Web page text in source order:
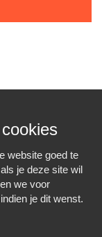
vanTravi
Overheid
website goed te
je deze site wil
we voor
je dit wenst.